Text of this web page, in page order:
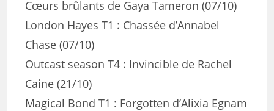
Cœurs brûlants de Gaya Tameron (07/10)
London Hayes T1 : Chassée d’Annabel
Chase (07/10)
Outcast season T4 : Invincible de Rachel
Caine (21/10)
Magical Bond T1 : Forgotten d’Alixia Egnam